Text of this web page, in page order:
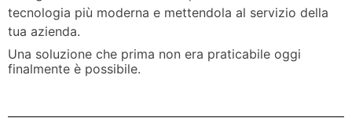
tecnologia più moderna e mettendola al servizio della
tua azienda.
Una soluzione che prima non era praticabile oggi
finalmente è possibile.